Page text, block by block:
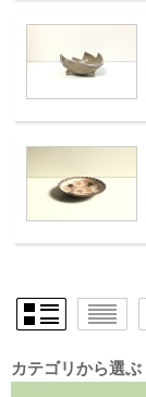
カテゴリから選ぶ